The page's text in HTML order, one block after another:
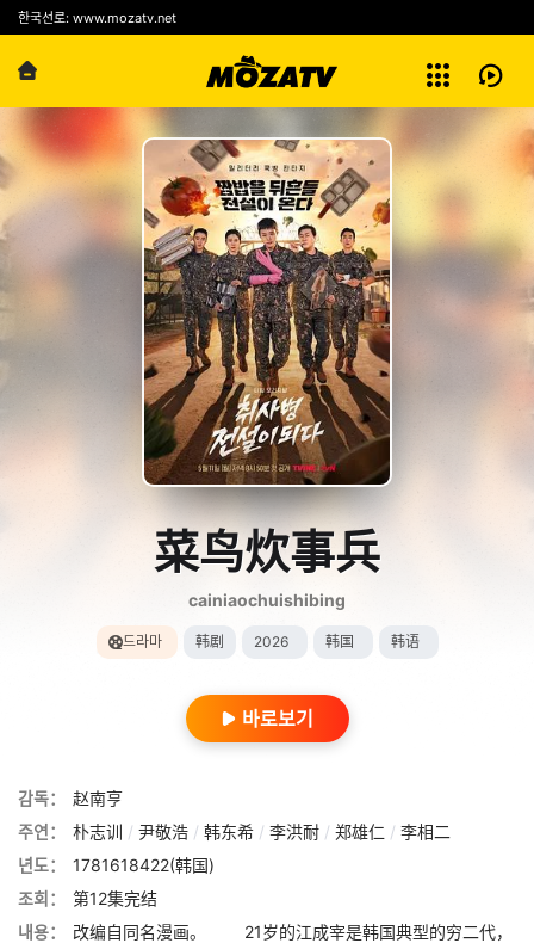
한국선로: www.mozatv.net
전체보기
菜鸟炊事兵
cainiaochuishibing
드라마 韩剧 2026 韩国 韩语
바로보기
감독：
赵南亨
주연：
朴志训 / 尹敬浩 / 韩东希 / 李洪耐 / 郑雄仁 / 李相二
년도：
1781618422(韩国)
조회：
第12集完结
내용：
改编自同名漫画。 21岁的江成宰是韩国典型的穷二代，